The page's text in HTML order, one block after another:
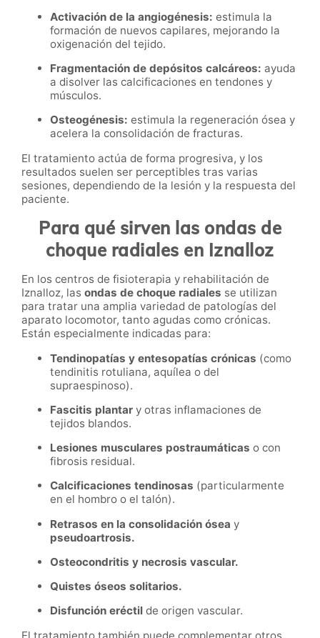
Activación de la angiogénesis: estimula la
formación de nuevos capilares, mejorando la
oxigenación del tejido.
Fragmentación de depósitos calcáreos: ayuda
a disolver las calcificaciones en tendones y
músculos.
Osteogénesis: estimula la regeneración ósea y
acelera la consolidación de fracturas.
El tratamiento actúa de forma progresiva, y los
resultados suelen ser perceptibles tras varias
sesiones, dependiendo de la lesión y la respuesta del
paciente.
Para qué sirven las ondas de
choque radiales en Iznalloz
En los centros de fisioterapia y rehabilitación de
Iznalloz, las ondas de choque radiales se utilizan
para tratar una amplia variedad de patologías del
aparato locomotor, tanto agudas como crónicas.
Están especialmente indicadas para:
Tendinopatías y entesopatías crónicas (como
tendinitis rotuliana, aquílea o del
supraespinoso).
Fascitis plantar y otras inflamaciones de
tejidos blandos.
Lesiones musculares postraumáticas o con
fibrosis residual.
Calcificaciones tendinosas (particularmente
en el hombro o el talón).
Retrasos en la consolidación ósea y
pseudoartrosis.
Osteocondritis y necrosis vascular.
Quistes óseos solitarios.
Disfunción eréctil de origen vascular.